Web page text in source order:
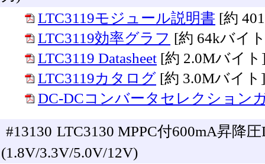
LTC3119モジュール説明書 [約
LTC3119効率グラフ [約 64kバイ
LTC3119 Datasheet [約 2.0Mバイト
LTC3119カタログ [約 3.0Mバイト]
DC-DCコンバータセレクション
#13130 LTC3130 MPPC付600mA昇降
(1.8V/3.3V/5.0V/12V)